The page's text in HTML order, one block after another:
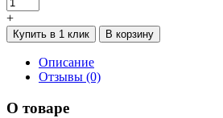
+
Купить в 1 клик В корзину
Описание
Отзывы (0)
О товаре